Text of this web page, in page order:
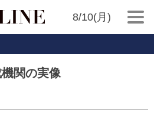
8/10(月)
機関の実像